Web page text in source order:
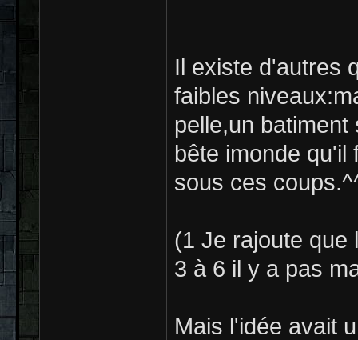
Il existe d'autres
faibles
pelle,un
bête imonde qu'il
sous ces
(1 Je rajoute que
3 à 6 il y a pas
Mais l'idée avait